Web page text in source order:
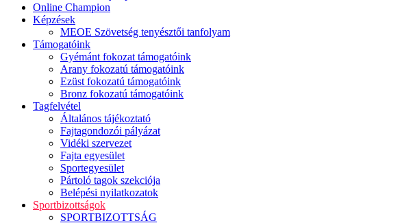
Online Champion
Képzések
MEOE Szövetség tenyésztői tanfolyam
Támogatóink
Gyémánt fokozat támogatóink
Arany fokozatú támogatóink
Ezüst fokozatú támogatóink
Bronz fokozatú támogatóink
Tagfelvétel
Általános tájékoztató
Fajtagondozói pályázat
Vidéki szervezet
Fajta egyesület
Sportegyesület
Pártoló tagok szekciója
Belépési nyilatkozatok
Sportbizottságok
SPORTBIZOTTSÁG